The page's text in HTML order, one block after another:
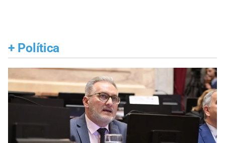
+ Política